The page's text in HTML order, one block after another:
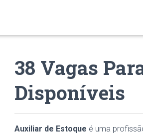
38 Vagas
Disponíveis
Auxiliar de Estoque é uma